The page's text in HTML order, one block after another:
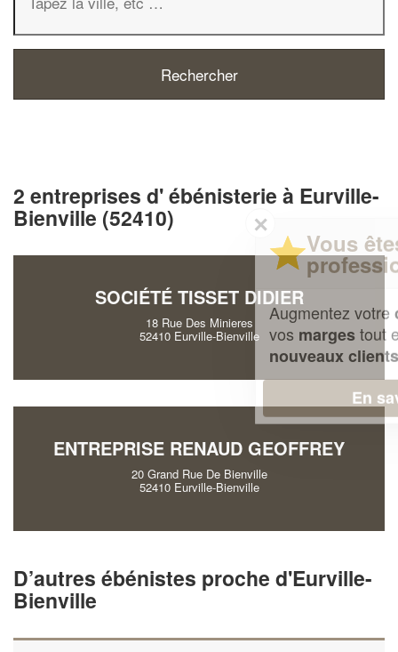
2 entreprises d' ébénisterie à Eurville-
Bienville (52410)
SOCIÉTÉ TISSET DIDIER
18 Rue Des Minieres
52410 Eurville-Bienville
ENTREPRISE RENAUD GEOFFREY
20 Grand Rue De Bienville
52410 Eurville-Bienville
D’autres ébénistes proche d'Eurville-
Bienville
✕
Vous êtes un
professionnel ?
Augmentez votre chiffre d'affaireset
vosmargestout en gagnant de